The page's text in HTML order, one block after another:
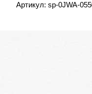
Артикул: sp-0JWA-